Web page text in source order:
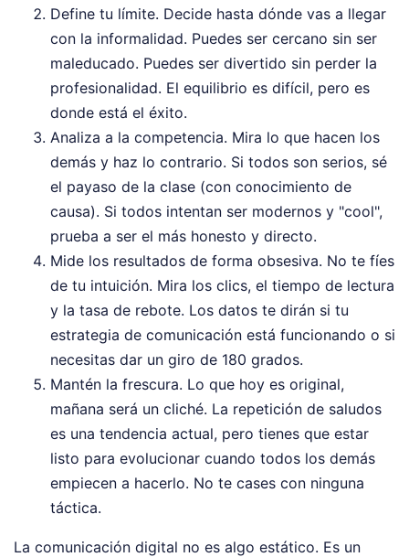
Define tu límite. Decide hasta dónde vas a llegar
con la informalidad. Puedes ser cercano sin ser
maleducado. Puedes ser divertido sin perder la
profesionalidad. El equilibrio es difícil, pero es
donde está el éxito.
Analiza a la competencia. Mira lo que hacen los
demás y haz lo contrario. Si todos son serios, sé
el payaso de la clase (con conocimiento de
causa). Si todos intentan ser modernos y "cool",
prueba a ser el más honesto y directo.
Mide los resultados de forma obsesiva. No te fíes
de tu intuición. Mira los clics, el tiempo de lectura
y la tasa de rebote. Los datos te dirán si tu
estrategia de comunicación está funcionando o si
necesitas dar un giro de 180 grados.
Mantén la frescura. Lo que hoy es original,
mañana será un cliché. La repetición de saludos
es una tendencia actual, pero tienes que estar
listo para evolucionar cuando todos los demás
empiecen a hacerlo. No te cases con ninguna
táctica.
La comunicación digital no es algo estático. Es un